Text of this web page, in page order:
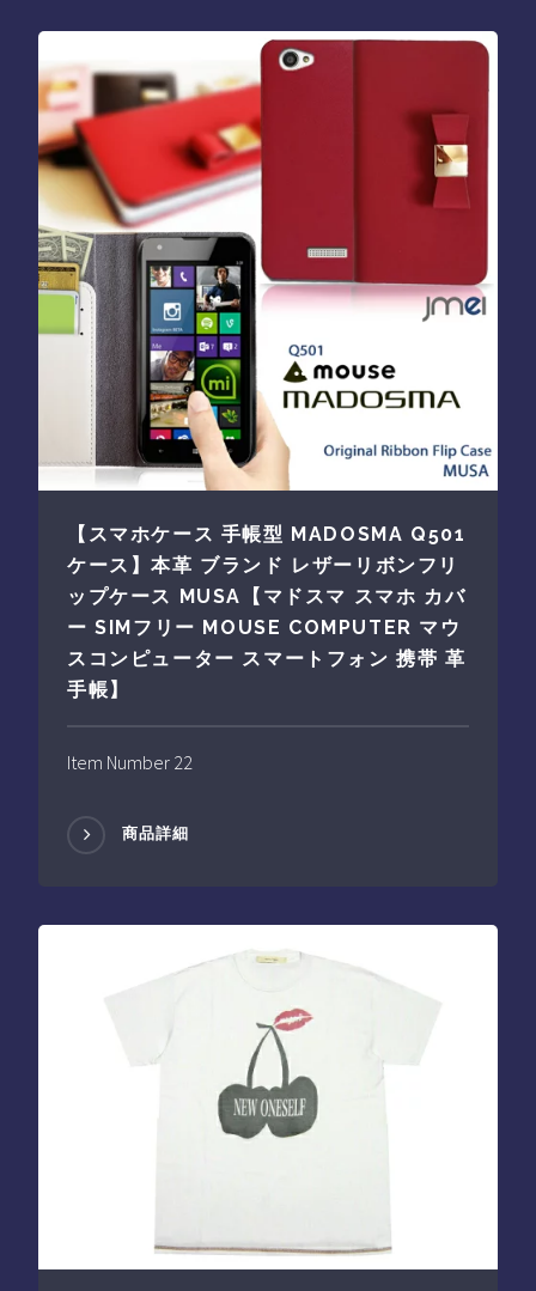
【スマホケース 手帳型 MADOSMA Q501
ケース】本革 ブランド レザーリボンフリ
ップケース MUSA【マドスマ スマホ カバ
ー SIMフリー MOUSE COMPUTER マウ
スコンピューター スマートフォン 携帯 革
手帳】
Item Number 22
商品詳細